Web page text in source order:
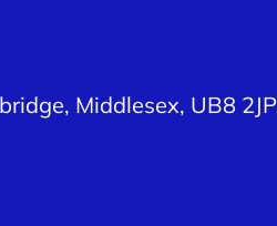
Middlesex, UB8